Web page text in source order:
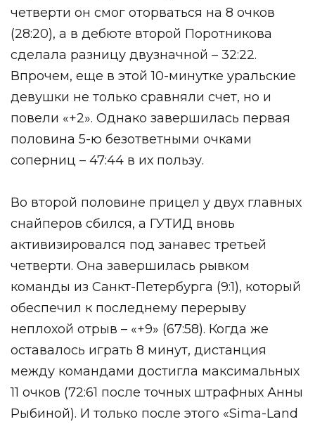
четверти он смог оторваться на 8 очков
(28:20), а в дебюте второй Поротникова
сделала разницу двузначной – 32:22.
Впрочем, еще в этой 10-минутке уральские
девушки не только сравняли счет, но и
повели «+2». Однако завершилась первая
половина 5-ю безответными очками
соперниц – 47:44 в их пользу.
Во второй половине прицел у двух главных
снайперов сбился, а ГУТИД вновь
активизировался под занавес третьей
четверти. Она завершилась рывком
команды из Санкт-Петербурга (9:1), который
обеспечил к последнему перерыву
неплохой отрыв – «+9» (67:58). Когда же
оставалось играть 8 минут, дистанция
между командами достигла максимальных
11 очков (72:61 после точных штрафных Анны
Рыбиной). И только после этого «Sima-Land